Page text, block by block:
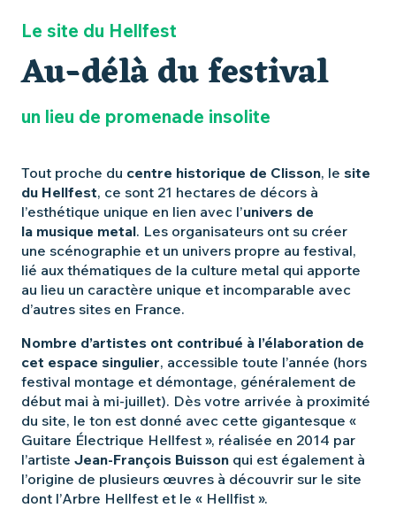
Le site du Hellfest
Au-délà du festival
un lieu de promenade insolite
Tout proche du centre historique de Clisson, le site
du Hellfest, ce sont 21 hectares de décors à
l’esthétique unique en lien avec l’univers de
la musique metal. Les organisateurs ont su créer
une scénographie et un univers propre au festival,
lié aux thématiques de la culture metal qui apporte
au lieu un caractère unique et incomparable avec
d’autres sites en France.
Nombre d’artistes ont contribué à l’élaboration de
cet espace singulier, accessible toute l’année (hors
festival montage et démontage, généralement de
début mai à mi-juillet). Dès votre arrivée à proximité
du site, le ton est donné avec cette gigantesque «
Guitare Électrique Hellfest », réalisée en 2014 par
l’artiste Jean-François Buisson qui est également à
l’origine de plusieurs œuvres à découvrir sur le site
dont l’Arbre Hellfest et le « Hellfist ».